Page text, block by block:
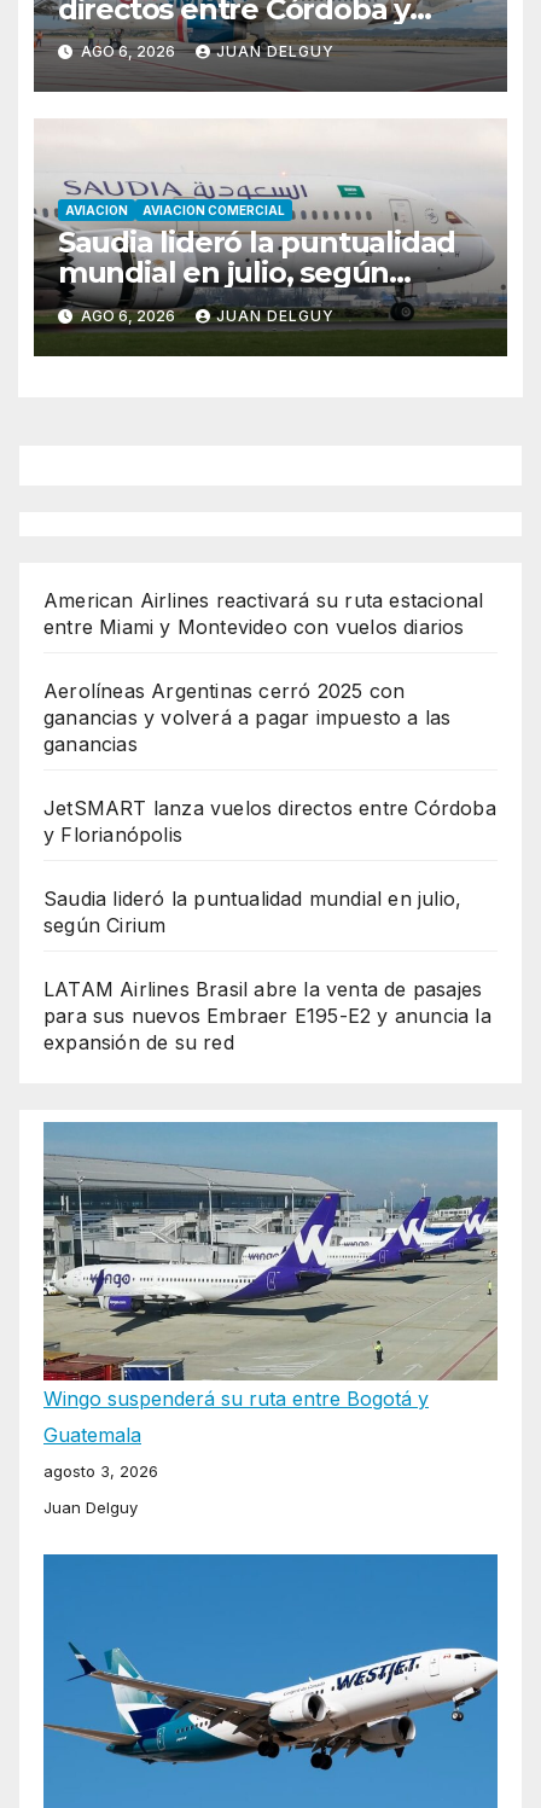
directos entre Córdoba y
Florianópolis
AGO 6, 2026 JUAN DELGUY
AVIACION AVIACION COMERCIAL
Saudia lideró la puntualidad
mundial en julio, según
Cirium
AGO 6, 2026 JUAN DELGUY
American Airlines reactivará su ruta estacional
entre Miami y Montevideo con vuelos diarios
Aerolíneas Argentinas cerró 2025 con
ganancias y volverá a pagar impuesto a las
ganancias
JetSMART lanza vuelos directos entre Córdoba
y Florianópolis
Saudia lideró la puntualidad mundial en julio,
según Cirium
LATAM Airlines Brasil abre la venta de pasajes
para sus nuevos Embraer E195-E2 y anuncia la
expansión de su red
Wingo suspenderá su ruta entre Bogotá y
Guatemala
agosto 3, 2026
Juan Delguy